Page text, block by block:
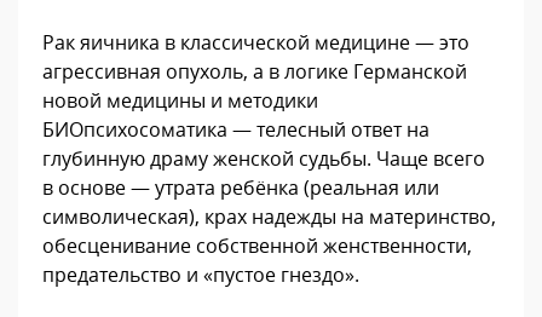
Рак яичника в классической медицине — это
агрессивная опухоль, а в логике Германской
новой медицины и методики
БИОпсихосоматика — телесный ответ на
глубинную драму женской судьбы. Чаще всего
в основе — утрата ребёнка (реальная или
символическая), крах надежды на материнство,
обесценивание собственной женственности,
предательство и «пустое гнездо».